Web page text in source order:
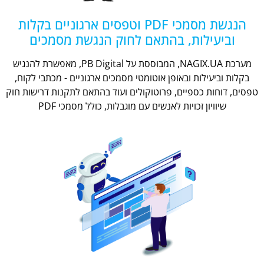
הנגשת מסמכי PDF וטפסים ארגוניים בקלות
וביעילות, בהתאם לחוק הנגשת מסמכים
מערכת NAGIX.UA, המבוססת על PB Digital, מאפשרת להנגיש
בקלות וביעילות ובאופן אוטומטי מסמכים ארגוניים - מכתבי לקוח,
טפסים, דוחות כספיים, פרוטוקולים ועוד בהתאם לתקנות דרישות חוק
שיוויון זכויות לאנשים עם מוגבלות, כולל מסמכי PDF